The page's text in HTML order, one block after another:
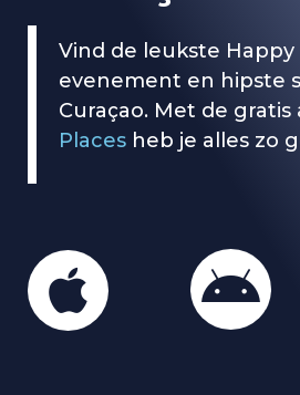
Vind de leukste Happy
evenement en hipste
Curaçao. Met de gratis
Places heb je alles zo